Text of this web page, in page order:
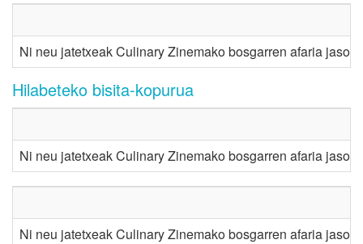
Ni neu jatetxeak Culinary Zinemako bosgarren afaria jaso
Hilabeteko bisita-kopurua
Ni neu jatetxeak Culinary Zinemako bosgarren afaria jaso
Ni neu jatetxeak Culinary Zinemako bosgarren afaria jaso